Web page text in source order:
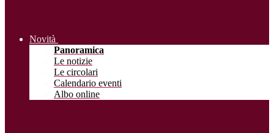
Novità
Panoramica
Le notizie
Le circolari
Calendario eventi
Albo online